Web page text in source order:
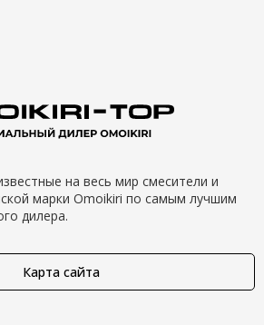
на весь мир смесители и
марки Omoikiri по самым лучшим
дилера.
Карта сайта